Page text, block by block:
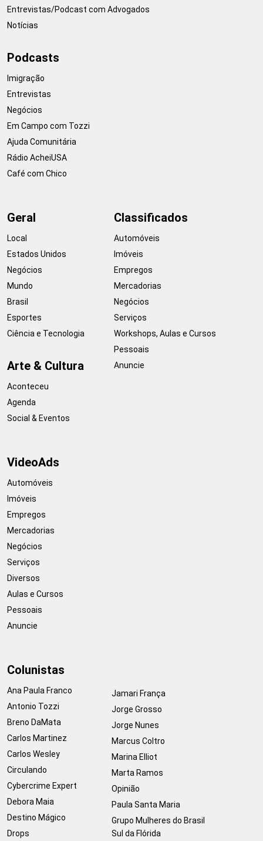
Entrevistas/Podcast com Advogados
Notícias
Podcasts
Imigração
Entrevistas
Negócios
Em Campo com Tozzi
Ajuda Comunitária
Rádio AcheiUSA
Café com Chico
Geral
Local
Estados Unidos
Negócios
Mundo
Brasil
Esportes
Ciência e Tecnologia
Arte & Cultura
Aconteceu
Agenda
Social & Eventos
Classificados
Automóveis
Imóveis
Empregos
Mercadorias
Negócios
Serviços
Workshops, Aulas e Cursos
Pessoais
Anuncie
VideoAds
Automóveis
Imóveis
Empregos
Mercadorias
Negócios
Serviços
Diversos
Aulas e Cursos
Pessoais
Anuncie
Colunistas
Ana Paula Franco
Antonio Tozzi
Breno DaMata
Carlos Martinez
Carlos Wesley
Circulando
Cybercrime Expert
Debora Maia
Destino Mágico
Drops
Jamari França
Jorge Grosso
Jorge Nunes
Marcus Coltro
Marina Elliot
Marta Ramos
Opinião
Paula Santa Maria
Grupo Mulheres do Brasil
Sul da Flórida